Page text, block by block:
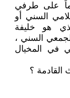
على طرفي
السني أو
هو خليفة
السني ،
في المخيال
القادمة ؟